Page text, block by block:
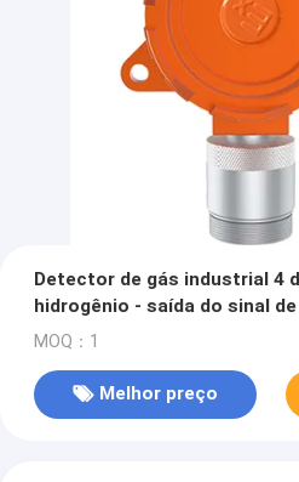
Detector de gás industrial 4
hidrogênio - saída do sinal de
MOQ：1
Melhor preço